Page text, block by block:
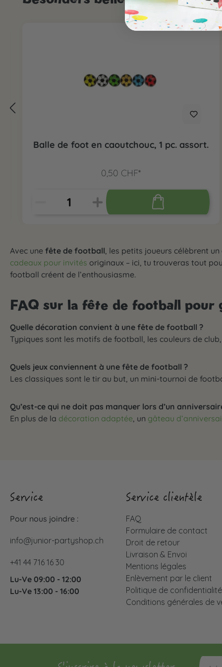
Balle de foot en caoutchouc, 1 pc. assort.
0,50 CHF*
Avec une fête de football, les petits joueurs célèbrent
cadeaux pour invités originaux – ici, tu trouveras tout
football créent de l’enthousiasme.
FAQ sur la fête de football pour
Quelle décoration convient à une fête de football ?
Typiques sont les motifs de football, les couleurs de
Quels jeux conviennent à une fête de football ?
Les classiques sont le tir au but, un mini-tournoi de
Qu’est-ce qui ne doit pas manquer lors d’un
En plus de la décoration adaptée, un gâteau
Service
Pour nous joindre :
info@junior-partyshop.ch
+41 44 716 16 30
Lu-Ve 09:00 - 12:00
Lu-Ve 13:00 - 16:00
Service clientèle
FAQ
Formulaire de contact
Droit de retour
Livraison & Envoi
Mentions légales
Enlèvement par le client
Politique de confidentialité
Conditions générales de